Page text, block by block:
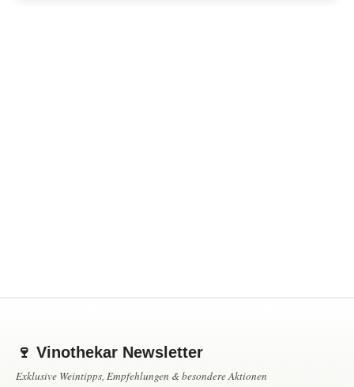
🍷 Vinothekar Newsletter
Exklusive Weintipps, Empfehlungen & besondere Aktionen